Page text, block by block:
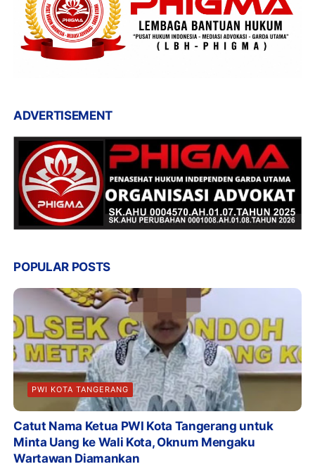
ADVERTISEMENT
POPULAR POSTS
PWI KOTA TANGERANG
Catut Nama Ketua PWI Kota Tangerang untuk
Minta Uang ke Wali Kota, Oknum Mengaku
Wartawan Diamankan